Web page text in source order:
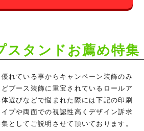
スタンドお薦め特集
れている事からキャンペーン装飾のみ
ブース装飾に重宝されているロールア
選びなどで悩まれた際には下記の印刷
プや両面での視認性高くデザイン訴求
としてご説明させて頂いております。